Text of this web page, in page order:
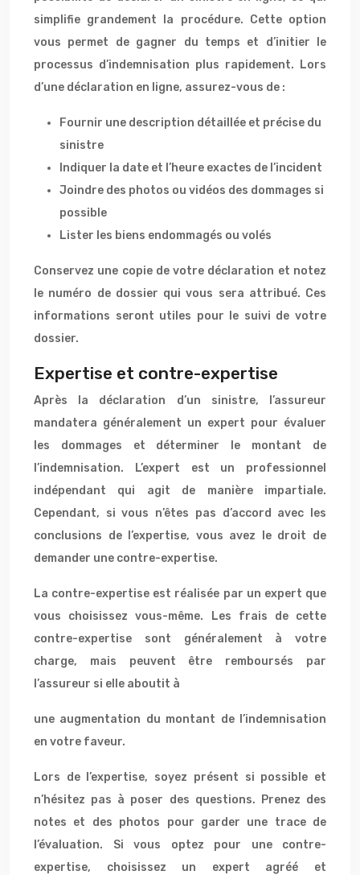
simplifie grandement la procédure. Cette option
vous permet de gagner du temps et d’initier le
processus d’indemnisation plus rapidement. Lors
d’une déclaration en ligne, assurez-vous de :
Fournir une description détaillée et précise du
sinistre
Indiquer la date et l’heure exactes de l’incident
Joindre des photos ou vidéos des dommages si
possible
Lister les biens endommagés ou volés
Conservez une copie de votre déclaration et notez
le numéro de dossier qui vous sera attribué. Ces
informations seront utiles pour le suivi de votre
dossier.
Expertise et contre-expertise
Après la déclaration d’un sinistre, l’assureur
mandatera généralement un expert pour évaluer
les dommages et déterminer le montant de
l’indemnisation. L’expert est un professionnel
indépendant qui agit de manière impartiale.
Cependant, si vous n’êtes pas d’accord avec les
conclusions de l’expertise, vous avez le droit de
demander une contre-expertise.
La contre-expertise est réalisée par un expert que
vous choisissez vous-même. Les frais de cette
contre-expertise sont généralement à votre
charge, mais peuvent être remboursés par
l’assureur si elle aboutit à
une augmentation du montant de l’indemnisation
en votre faveur.
Lors de l’expertise, soyez présent si possible et
n’hésitez pas à poser des questions. Prenez des
notes et des photos pour garder une trace de
l’évaluation. Si vous optez pour une contre-
expertise, choisissez un expert agréé et